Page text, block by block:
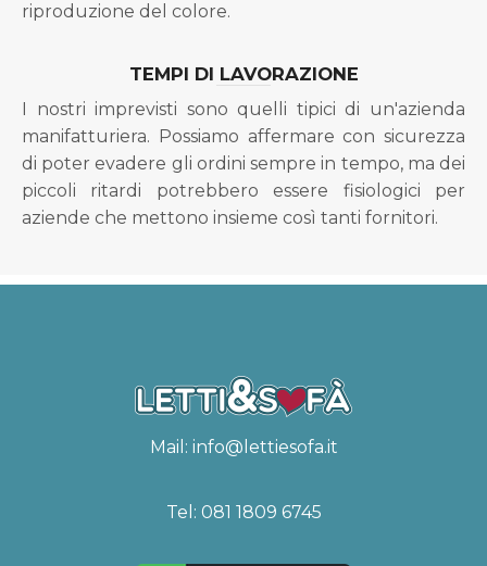
riproduzione del colore.
TEMPI DI LAVORAZIONE
I nostri imprevisti sono quelli tipici di un'azienda
manifatturiera. Possiamo affermare con sicurezza
di poter evadere gli ordini sempre in tempo, ma dei
piccoli ritardi potrebbero essere fisiologici per
aziende che mettono insieme così tanti fornitori.
Mail: info@lettiesofa.it
Tel: 081 1809 6745